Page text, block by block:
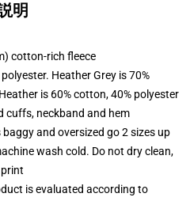
明
cotton-rich fleece
Heather Grey is 70%
is 60% cotton, 40% polyester
cuffs, neckband and hem
and oversized go 2 sizes up
wash cold. Do not dry clean,
is evaluated according to